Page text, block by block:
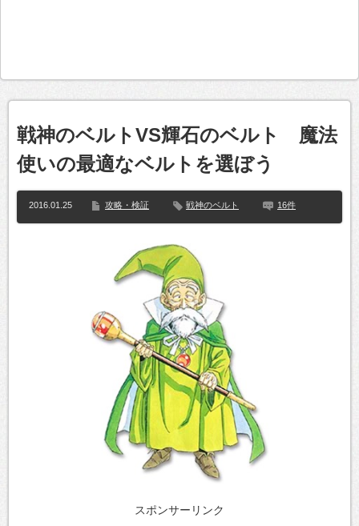
戦神のベルトVS輝石のベルト 魔法
使いの最適なベルトを選ぼう
2016.01.25 攻略・検証 戦神のベルト 16件
スポンサーリンク